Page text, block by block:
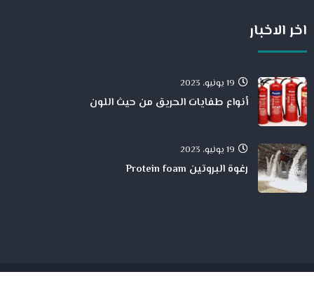
اخر الاخبار
19 يونيو، 2023
أنواع طفايات الحريق من حيث اللون
19 يونيو، 2023
رغوة البروتين Protein foam